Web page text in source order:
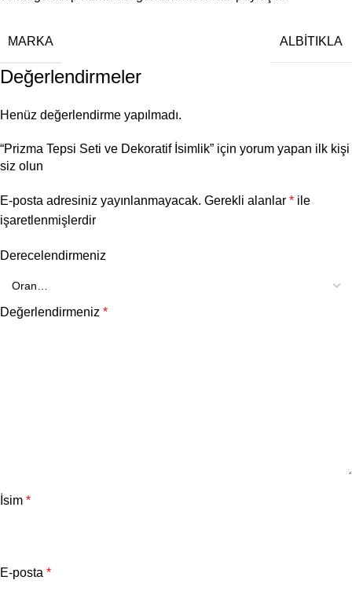
MARKA ALBİTIKLA
Değerlendirmeler
Henüz değerlendirme yapılmadı.
“Prizma Tepsi Seti ve Dekoratif İsimlik” için yorum yapan ilk kişi
siz olun
E-posta adresiniz yayınlanmayacak. Gerekli alanlar * ile
işaretlenmişlerdir
Derecelendirmeniz
Değerlendirmeniz *
İsim *
E-posta *